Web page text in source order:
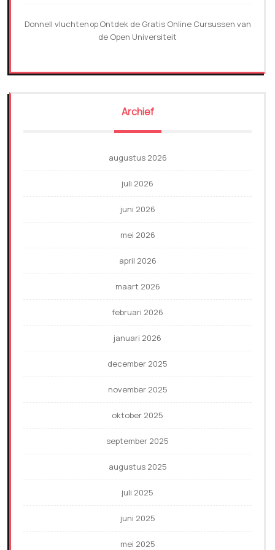
Donnell vluchtenopOntdek de Gratis Online Cursussen van
de Open Universiteit
Archief
augustus 2026
juli 2026
juni 2026
mei 2026
april 2026
maart 2026
februari 2026
januari 2026
december 2025
november 2025
oktober 2025
september 2025
augustus 2025
juli 2025
juni 2025
mei 2025